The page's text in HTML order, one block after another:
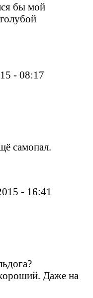
бы мой
- 08:17
самопал.
- 16:41
Даже на